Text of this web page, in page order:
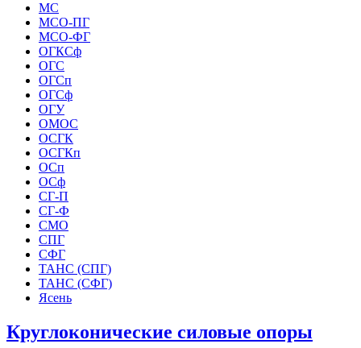
МС
МСО-ПГ
МСО-ФГ
ОГКСф
ОГС
ОГСп
ОГСф
ОГУ
ОМОС
ОСГК
ОСГКп
ОСп
ОСф
СГ-П
СГ-Ф
СМО
СПГ
СФГ
ТАНС (СПГ)
ТАНС (СФГ)
Ясень
Круглоконические силовые опоры